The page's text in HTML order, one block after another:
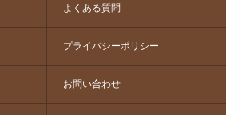
よくある質問
プライバシーポリシー
お問い合わせ